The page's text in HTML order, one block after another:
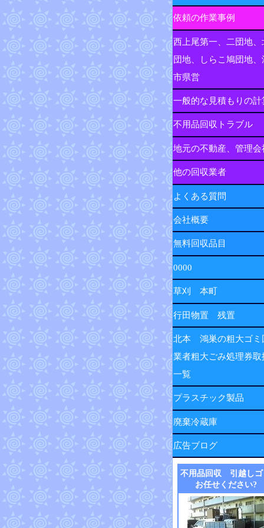
依頼の作業事例
西上尾第一、二団地、
団地、しらこ鳩団地、
市県営
一般的な見積もりの計
不用品回収トラブル
地元の不動産、管理会
他の回収業者
よくある質問
会社概要
無料回収品目
0000
草刈 本町
行田物置 残置
北本 鴻巣の粗大ゴミ
業者粗大ごみ処理券取
一覧
プラスチック製品
廃棄冷蔵庫
広告ブログ
不用品回収 引越しゴ
お任せください?